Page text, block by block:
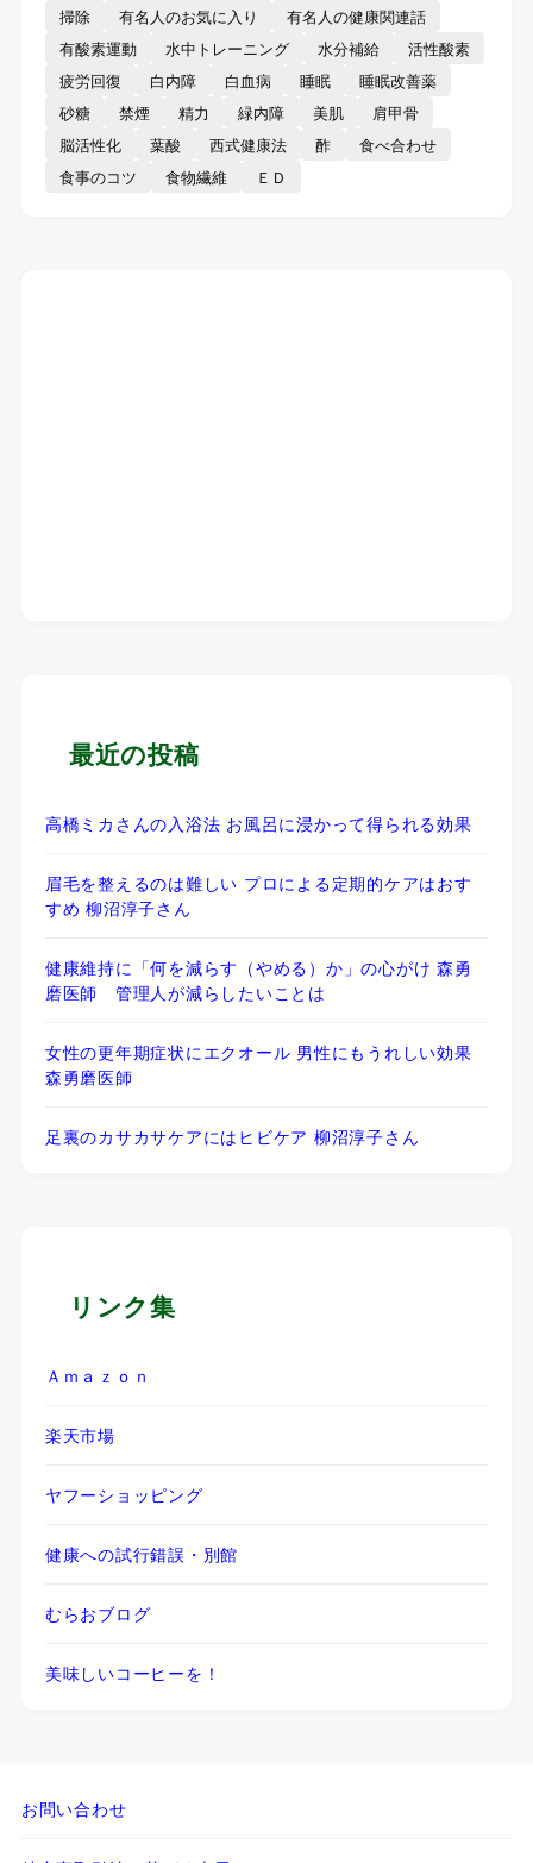
掃除
有名人のお気に入り
有名人の健康関連話
有酸素運動
水中トレーニング 水分補給
活性酸素
疲労回復
白内障 白血病 睡眠
睡眠改善薬
砂糖
禁煙 精力 緑内障 美肌
肩甲骨
脳活性化
葉酸 西式健康法 酢
食べ合わせ
食事のコツ
食物繊維 ＥＤ
最近の投稿
高橋ミカさんの入浴法 お風呂に浸かって得られる効果
眉毛を整えるのは難しい プロによる定期的ケアはおす
すめ 柳沼淳子さん
健康維持に「何を減らす（やめる）か」の心がけ 森勇
磨医師 管理人が減らしたいことは
女性の更年期症状にエクオール 男性にもうれしい効果
森勇磨医師
足裏のカサカサケアにはヒビケア 柳沼淳子さん
リンク集
Ａｍａｚｏｎ
楽天市場
ヤフーショッピング
健康への試行錯誤・別館
むらおブログ
美味しいコーヒーを！
お問い合わせ